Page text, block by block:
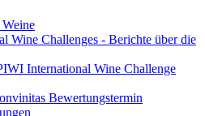
Wine Challenges - Berichte über die
International Wine Challenge
Bewertungstermin